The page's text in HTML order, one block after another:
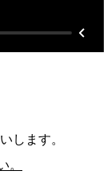
します。
。